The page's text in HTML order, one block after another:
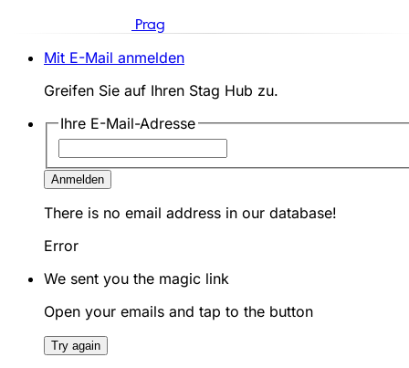
Prag
Mit E-Mail anmelden
Greifen Sie auf Ihren Stag Hub zu.
Ihre E-Mail-Adresse
Anmelden
There is no email address in our database!
Error
We sent you the magic link
Open your emails and tap to the button
Try again